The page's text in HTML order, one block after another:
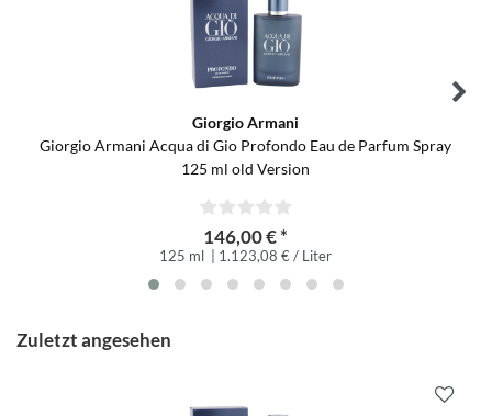
Giorgio Armani
Giorgio Armani Acqua di Gio Profondo Eau de Parfum Spray
125 ml old Version
146,00 € *
125 ml | 1.123,08 € / Liter
Zuletzt angesehen